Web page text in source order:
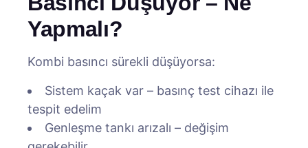
Yapmalı?
Kombi basıncı sürekli düşüyorsa:
Sistem kaçak var – basınç test cihazı ile
tespit edelim
Genleşme tankı arızalı – değişim